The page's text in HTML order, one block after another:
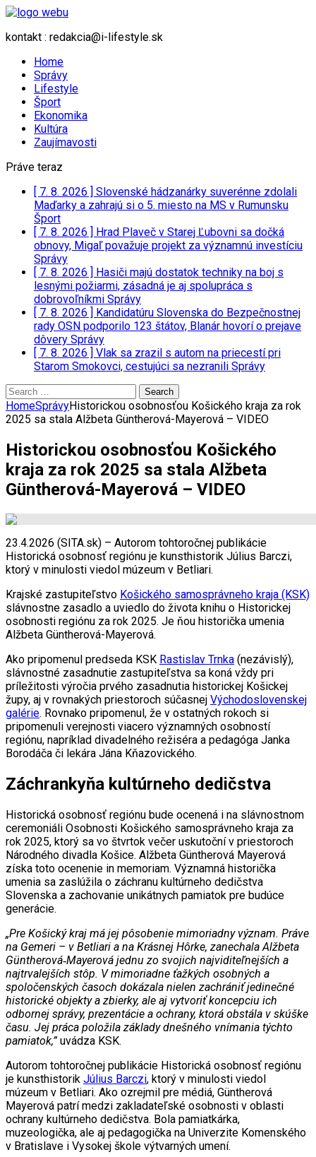
kontakt : redakcia@i-lifestyle.sk
Home
Správy
Lifestyle
Šport
Ekonomika
Kultúra
Zaujímavosti
Práve teraz
[ 7. 8. 2026 ] Slovenské hádzanárky suverénne zdolali
Maďarky a zahrajú si o 5. miesto na MS v Rumunsku
Šport
[ 7. 8. 2026 ] Hrad Plaveč v Starej Ľubovni sa dočká
obnovy, Migaľ považuje projekt za významnú investíciu
Správy
[ 7. 8. 2026 ] Hasiči majú dostatok techniky na boj s
lesnými požiarmi, zásadná je aj spolupráca s
dobrovoľníkmi Správy
[ 7. 8. 2026 ] Kandidatúru Slovenska do Bezpečnostnej
rady OSN podporilo 123 štátov, Blanár hovorí o prejave
dôvery Správy
[ 7. 8. 2026 ] Vlak sa zrazil s autom na priecestí pri
Starom Smokovci, cestujúci sa nezranili Správy
Search
for:
HomeSprávyHistorickou osobnosťou Košického kraja za rok
2025 sa stala Alžbeta Güntherová-Mayerová – VIDEO
Historickou osobnosťou Košického
kraja za rok 2025 sa stala Alžbeta
Güntherová-Mayerová – VIDEO
23.4.2026 (SITA.sk) – Autorom tohtoročnej publikácie
Historická osobnosť regiónu je kunsthistorik Július Barczi,
ktorý v minulosti viedol múzeum v Betliari.
Krajské zastupiteľstvo Košického samosprávneho kraja (KSK)
slávnostne zasadlo a uviedlo do života knihu o Historickej
osobnosti regiónu za rok 2025. Je ňou historička umenia
Alžbeta Güntherová-Mayerová.
Ako pripomenul predseda KSK Rastislav Trnka (nezávislý),
slávnostné zasadnutie zastupiteľstva sa koná vždy pri
príležitosti výročia prvého zasadnutia historickej Košickej
župy, aj v rovnakých priestoroch súčasnej Východoslovenskej
galérie. Rovnako pripomenul, že v ostatných rokoch si
pripomenuli verejnosti viacero významných osobností
regiónu, napríklad divadelného režiséra a pedagóga Janka
Borodáča či lekára Jána Kňazovického.
Záchrankyňa kultúrneho dedičstva
Historická osobnosť regiónu bude ocenená i na slávnostnom
ceremoniáli Osobnosti Košického samosprávneho kraja za
rok 2025, ktorý sa vo štvrtok večer uskutoční v priestoroch
Národného divadla Košice. Alžbeta Güntherová Mayerová
získa toto ocenenie in memoriam. Významná historička
umenia sa zaslúžila o záchranu kultúrneho dedičstva
Slovenska a zachovanie unikátnych pamiatok pre budúce
generácie.
„Pre Košický kraj má jej pôsobenie mimoriadny význam. Práve
na Gemeri – v Betliari a na Krásnej Hôrke, zanechala Alžbeta
Güntherová‑Mayerová jednu zo svojich najviditeľnejších a
najtrvalejších stôp. V mimoriadne ťažkých osobných a
spoločenských časoch dokázala nielen zachrániť jedinečné
historické objekty a zbierky, ale aj vytvoriť koncepciu ich
odbornej správy, prezentácie a ochrany, ktorá obstála v skúške
času. Jej práca položila základy dnešného vnímania týchto
pamiatok,”uvádza KSK.
Autorom tohtoročnej publikácie Historická osobnosť regiónu
je kunsthistorik Július Barczi, ktorý v minulosti viedol
múzeum v Betliari. Ako ozrejmil pre médiá, Güntherová
Mayerová patrí medzi zakladateľské osobnosti v oblasti
ochrany kultúrneho dedičstva. Bola pamiatkárka,
muzeologička, ale aj pedagogička na Univerzite Komenského
v Bratislave i Vysokej škole výtvarných umení.